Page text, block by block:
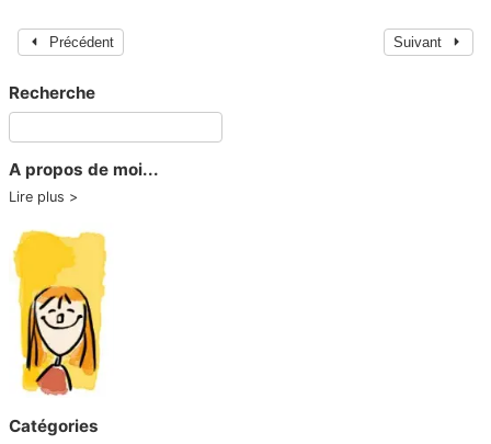
Précédent Suivant
Recherche
A propos de moi...
Lire plus
Catégories